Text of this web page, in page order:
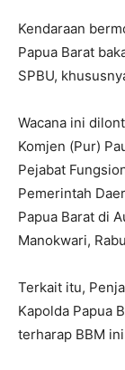
Kendaraan
Papua Barat
SPBU,
Wacana ini
Komjen (Pur)
Pejabat
Pemerintah
Papua Barat di
Manokwari,
Terkait itu,
Kapolda Papua
terharap BBM